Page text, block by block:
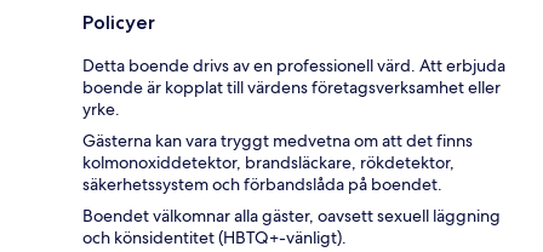
Policyer
Detta boende drivs av en professionell värd. Att erbjuda
boende är kopplat till värdens företagsverksamhet eller
yrke.
Gästerna kan vara tryggt medvetna om att det finns
kolmonoxiddetektor, brandsläckare, rökdetektor,
säkerhetssystem och förbandslåda på boendet.
Boendet välkomnar alla gäster, oavsett sexuell läggning
och könsidentitet (HBTQ+-vänligt).